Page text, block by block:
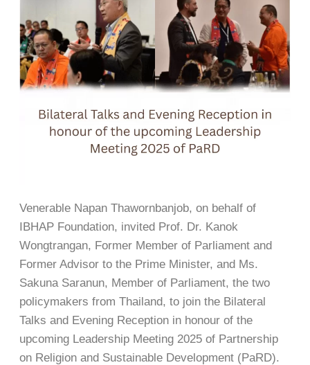
Venerable Napan Thawornbanjob, on behalf of
IBHAP Foundation, invited Prof. Dr. Kanok
Wongtrangan, Former Member of Parliament and
Former Advisor to the Prime Minister, and Ms.
Sakuna Saranun, Member of Parliament, the two
policymakers from Thailand, to join the Bilateral
Talks and Evening Reception in honour of the
upcoming Leadership Meeting 2025 of Partnership
on Religion and Sustainable Development (PaRD).